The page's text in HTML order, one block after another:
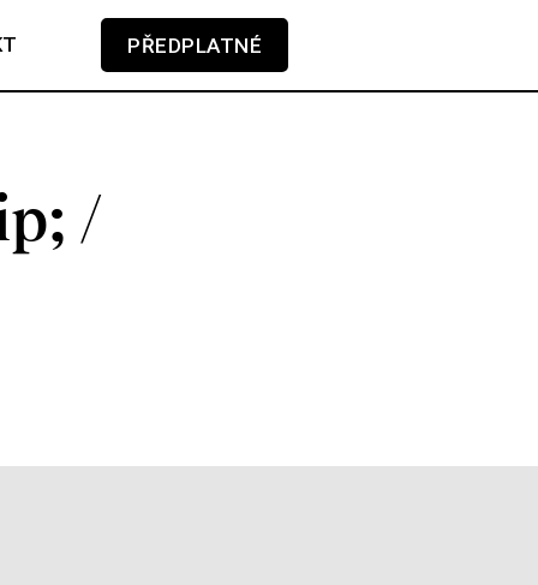
PŘEDPLATNÉ
/